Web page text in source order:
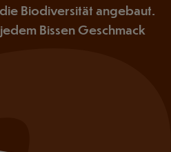
Biodiversität angebaut.
Bissen Geschmack